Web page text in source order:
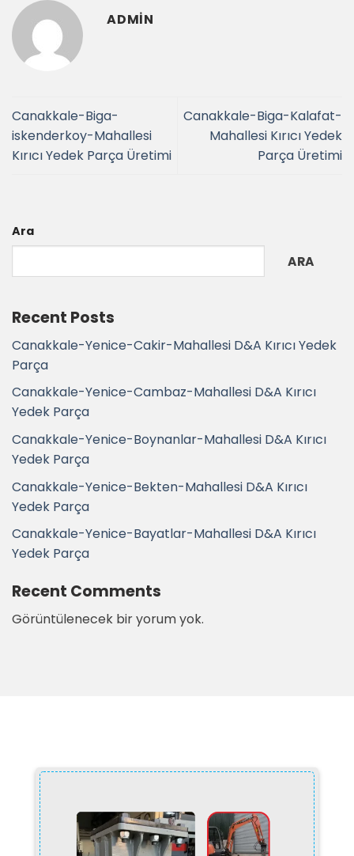
ADMIN
Canakkale-Biga-
iskenderkoy-Mahallesi
Kırıcı Yedek Parça Üretimi
Canakkale-Biga-Kalafat-
Mahallesi Kırıcı Yedek
Parça Üretimi
Ara
ARA
Recent Posts
Canakkale-Yenice-Cakir-Mahallesi D&A Kırıcı Yedek
Parça
Canakkale-Yenice-Cambaz-Mahallesi D&A Kırıcı
Yedek Parça
Canakkale-Yenice-Boynanlar-Mahallesi D&A Kırıcı
Yedek Parça
Canakkale-Yenice-Bekten-Mahallesi D&A Kırıcı
Yedek Parça
Canakkale-Yenice-Bayatlar-Mahallesi D&A Kırıcı
Yedek Parça
Recent Comments
Görüntülenecek bir yorum yok.